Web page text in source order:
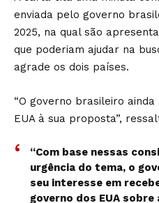
enviada pelo governo
2025, na qual são
que poderiam ajudar na
agrade os dois países.
“O governo brasileiro
EUA à sua proposta”,
“Com base nessas
urgência do tema, o
seu interesse em
governo dos EUA